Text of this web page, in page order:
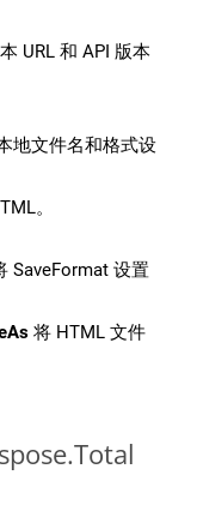
URL 和 API 版本
地文件名和格式设
。
SaveFormat 设置
将 HTML 文件